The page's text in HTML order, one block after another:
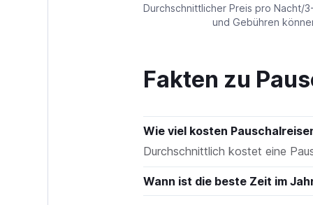
values.
Durchschnittlicher Preis pro Nacht/
und Gebühren
Fakten zu
Wie viel kosten
Durchschnittlich kostet eine
Wann ist die beste Zeit im